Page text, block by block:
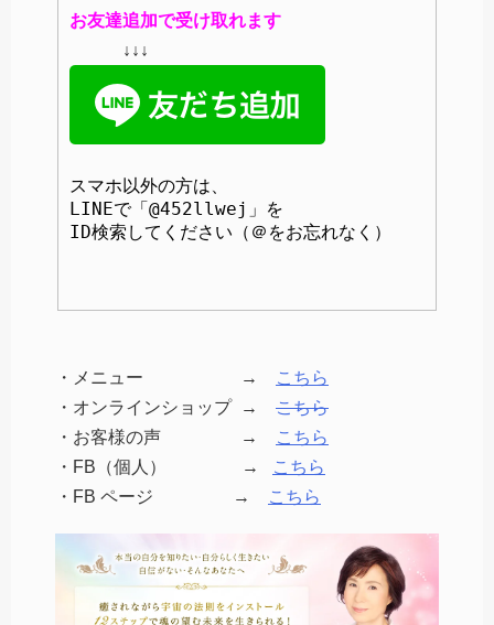
お友達追加で受け取れます
↓↓↓
スマホ以外の方は、
LINEで「@452llwej」を
ID検索してください（＠をお忘れなく）
・メニュー →
こちら
・オンラインショップ → こちら
・お客様の声 →
こちら
・FB（個人） →
こちら
・FB ページ →
こちら